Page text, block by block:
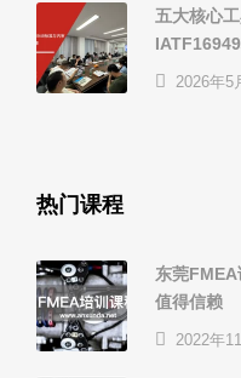
五大核心
2026年5
热门课程
东莞FMEA
值得信赖
2022年